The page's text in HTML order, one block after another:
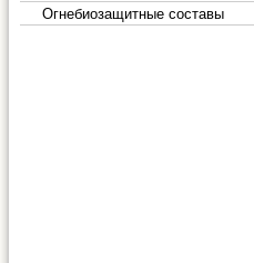
Огнебиозащитные составы